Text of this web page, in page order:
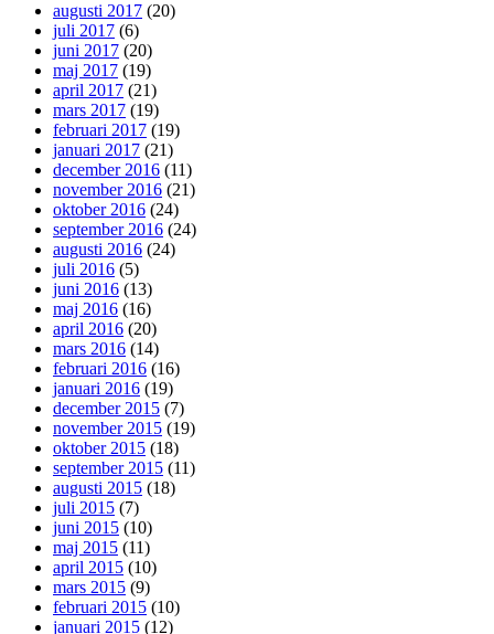
augusti 2017 (20)
juli 2017 (6)
juni 2017 (20)
maj 2017 (19)
april 2017 (21)
mars 2017 (19)
februari 2017 (19)
januari 2017 (21)
december 2016 (11)
november 2016 (21)
oktober 2016 (24)
september 2016 (24)
augusti 2016 (24)
juli 2016 (5)
juni 2016 (13)
maj 2016 (16)
april 2016 (20)
mars 2016 (14)
februari 2016 (16)
januari 2016 (19)
december 2015 (7)
november 2015 (19)
oktober 2015 (18)
september 2015 (11)
augusti 2015 (18)
juli 2015 (7)
juni 2015 (10)
maj 2015 (11)
april 2015 (10)
mars 2015 (9)
februari 2015 (10)
januari 2015 (12)